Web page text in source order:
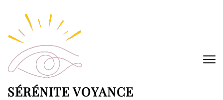
contenu
(Pressez
Entrée)
SÉRÉNITE VOYANCE